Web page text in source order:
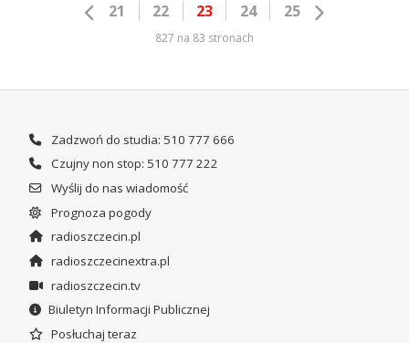
21 22 23 24 25
827 na 83 stronach
Zadzwoń do studia: 510 777 666
Czujny non stop: 510 777 222
Wyślij do nas wiadomość
Prognoza pogody
radioszczecin.pl
radioszczecinextra.pl
radioszczecin.tv
Biuletyn Informacji Publicznej
Posłuchaj teraz